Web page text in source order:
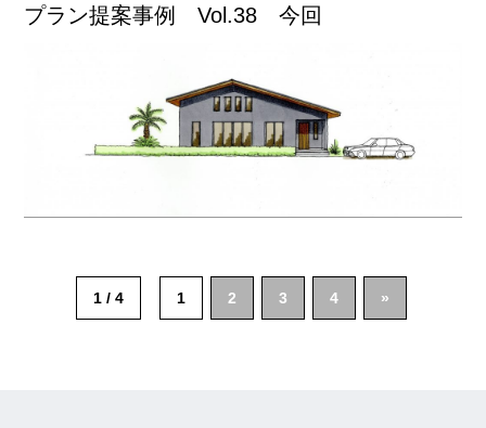
プラン提案事例 Vol.38 今回
1 / 4 1 2 3 4 »